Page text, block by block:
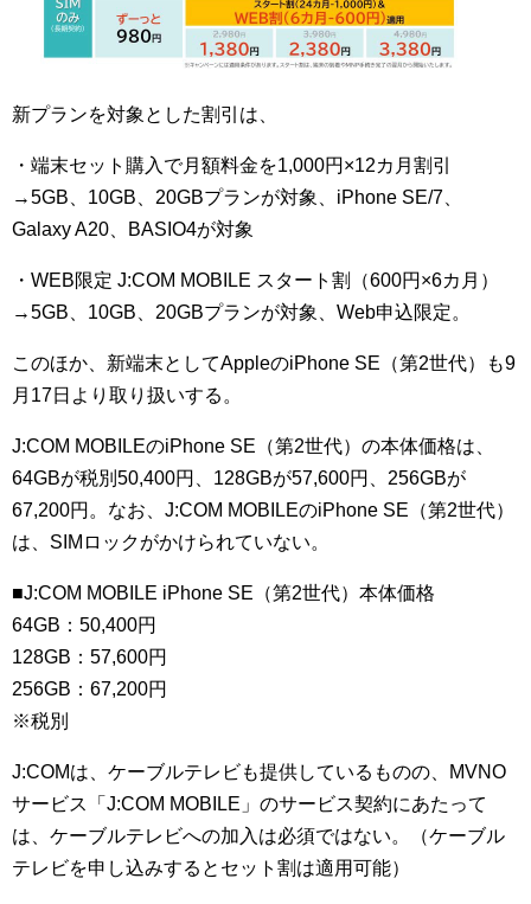
新プランを対象とした割引は、
・端末セット購入で月額料金を1,000円×12カ月割引
→5GB、10GB、20GBプランが対象、iPhone SE/7、
Galaxy A20、BASIO4が対象
・WEB限定 J:COM MOBILE スタート割（600円×6カ月）
→5GB、10GB、20GBプランが対象、Web申込限定。
このほか、新端末としてAppleのiPhone SE（第2世代）も9
月17日より取り扱いする。
J:COM MOBILEのiPhone SE（第2世代）の本体価格は、
64GBが税別50,400円、128GBが57,600円、256GBが
67,200円。なお、J:COM MOBILEのiPhone SE（第2世代）
は、SIMロックがかけられていない。
■J:COM MOBILE iPhone SE（第2世代）本体価格
64GB：50,400円
128GB：57,600円
256GB：67,200円
※税別
J:COMは、ケーブルテレビも提供しているものの、MVNO
サービス「J:COM MOBILE」のサービス契約にあたって
は、ケーブルテレビへの加入は必須ではない。（ケーブル
テレビを申し込みするとセット割は適用可能）